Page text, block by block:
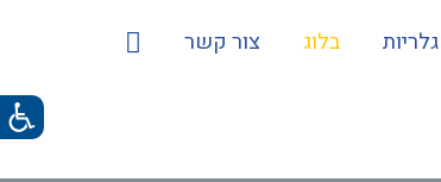
גלריות בלוג צור קשר